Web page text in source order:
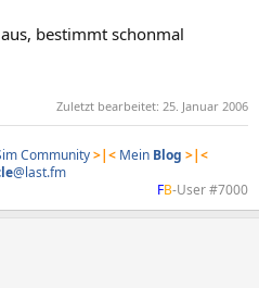
bestimmt schonmal
Zuletzt bearbeitet: 25. Januar 2006
Community>|< Mein Blog >|<
@last.fm
FB-User #7000​